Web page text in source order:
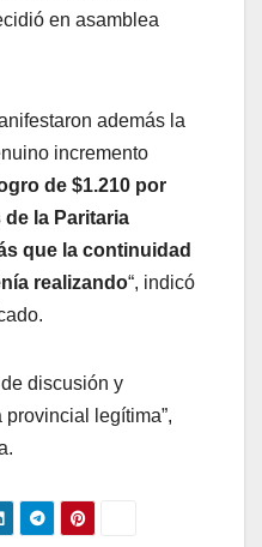
en asamblea
además la
incremento
de $1.210 por
la Paritaria
que la continuidad
realizando“, indicó
discusión y
legítima”,